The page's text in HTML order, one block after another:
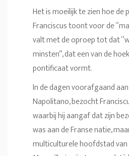
Het is moeilijk te zien hoe de
Franciscus toont voor de
valt met de oproep tot dat
minsten”, dat een van de
pontificaat vormt.
In de dagen voorafgaand
Napolitano, bezocht
waarbij hij aangaf dat zijn
was aan de Franse natie,
multiculturele hoofdstad